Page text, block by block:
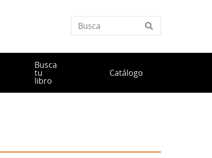
Busca
tu
libro
Catálogo